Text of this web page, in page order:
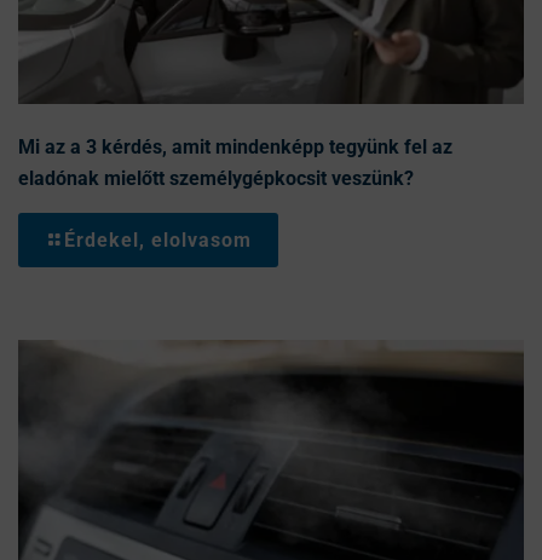
Mi az a 3 kérdés, amit mindenképp tegyünk fel az
eladónak mielőtt személygépkocsit veszünk?
Érdekel, elolvasom